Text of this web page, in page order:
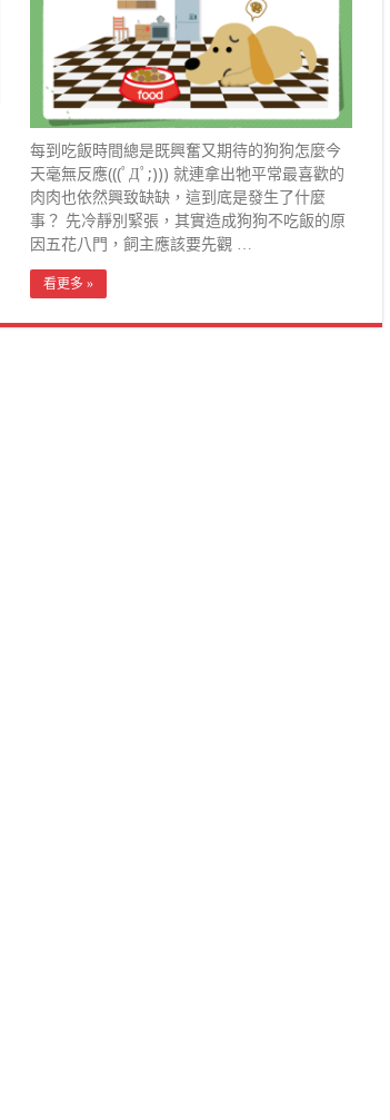
每到吃飯時間總是既興奮又期待的狗狗怎麼今
天毫無反應(((ﾟДﾟ;))) 就連拿出牠平常最喜歡的
肉肉也依然興致缺缺，這到底是發生了什麼
事？ 先冷靜別緊張，其實造成狗狗不吃飯的原
因五花八門，飼主應該要先觀 …
看更多 »